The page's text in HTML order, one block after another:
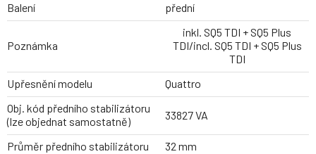
Balení
přední
Poznámka
inkl. SQ5 TDI + SQ5 Plus
TDI/incl. SQ5 TDI + SQ5 Plus
TDI
Upřesnění modelu
Quattro
Obj. kód předního stabilizátoru
(lze objednat samostatně)
33827 VA
Průměr předního stabilizátoru
32 mm